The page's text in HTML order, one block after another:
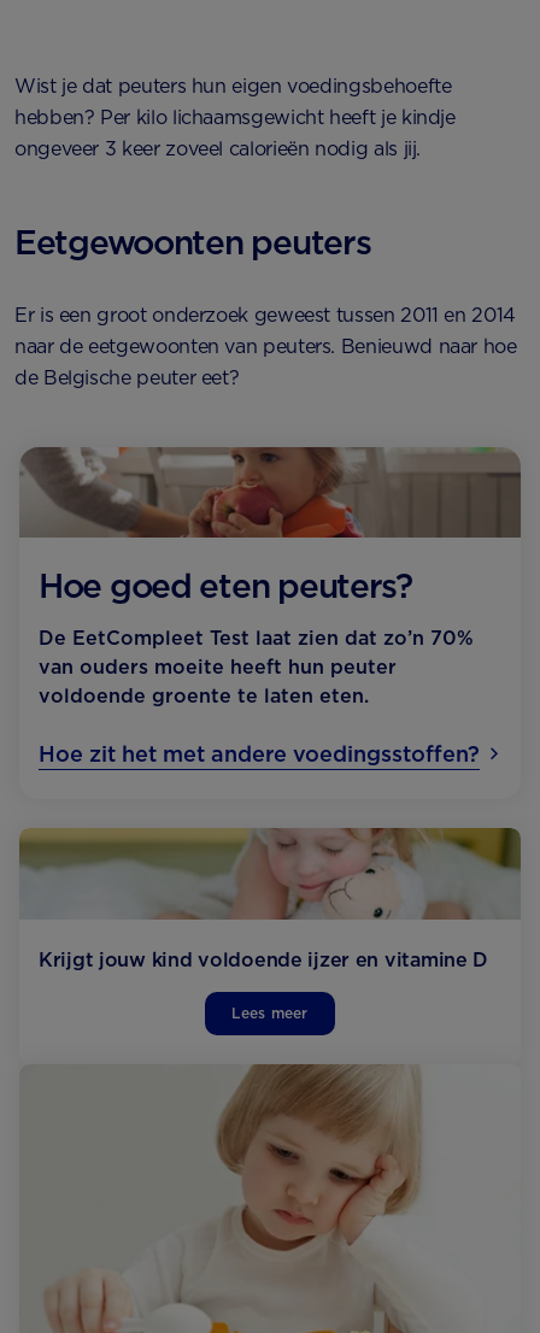
Wist je dat peuters hun eigen voedingsbehoefte
hebben? Per kilo lichaamsgewicht heeft je kindje
ongeveer 3 keer zoveel calorieën nodig als jij.
Eetgewoonten peuters
Er is een groot onderzoek geweest tussen 2011 en 2014
naar de eetgewoonten van peuters. Benieuwd naar hoe
de Belgische peuter eet?
Hoe goed eten peuters?
De EetCompleet Test laat zien dat zo’n 70%
van ouders moeite heeft hun peuter
voldoende groente te laten eten.
Hoe zit het met andere voedingsstoffen?
Krijgt jouw kind voldoende ijzer en vitamine D
Lees meer